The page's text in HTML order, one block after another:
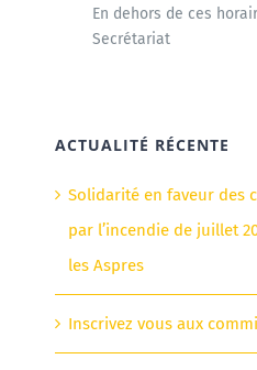
En dehors de ces
Secrétariat
ACTUALITÉ RÉCENTE
Solidarité en faveur des
par l’incendie de juillet
les Aspres
Inscrivez vous aux